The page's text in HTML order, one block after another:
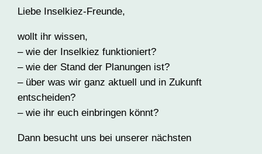
Liebe Inselkiez-Freunde,
wollt ihr wissen,
– wie der Inselkiez funktioniert?
– wie der Stand der Planungen ist?
– über was wir ganz aktuell und in Zukunft
entscheiden?
– wie ihr euch einbringen könnt?
Dann besucht uns bei unserer nächsten